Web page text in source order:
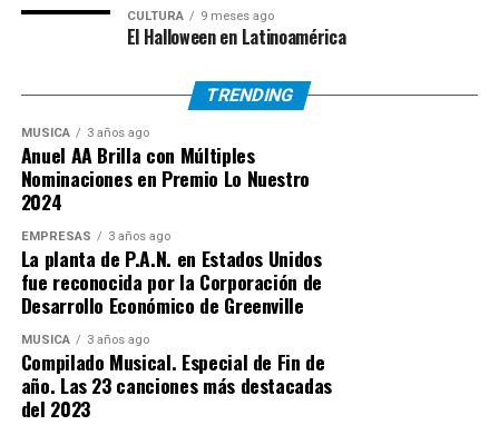
lanzamiento y posterior éxito de su primer sencillo
CULTURA 9 meses ago
El Halloween en Latinoamérica
TRENDING
MUSICA 3 años ago
Anuel AA Brilla con Múltiples
Nominaciones en Premio Lo Nuestro
2024
EMPRESAS 3 años ago
La planta de P.A.N. en Estados Unidos
fue reconocida por la Corporación de
Desarrollo Económico de Greenville
MUSICA 3 años ago
Compilado Musical. Especial de Fin de
año. Las 23 canciones más destacadas
del 2023